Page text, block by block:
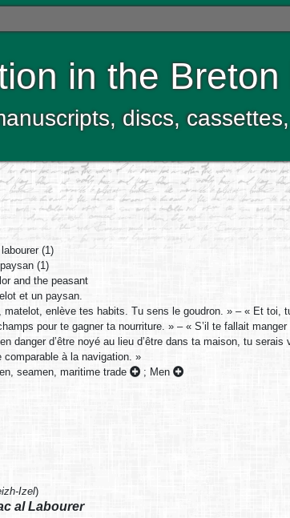
in the
discs,
(1)
(1)
and the peasant
et un paysan.
enlève tes habits. Tu sens le goudron. » – « Et toi,
pour te gagner ta nourriture. » – « S’il te fallait
danger d’être noyé au lieu d’être dans ta maison, tu
comparable à la navigation. »
seamen, maritime trade ; Men
Izel)
al Labourer